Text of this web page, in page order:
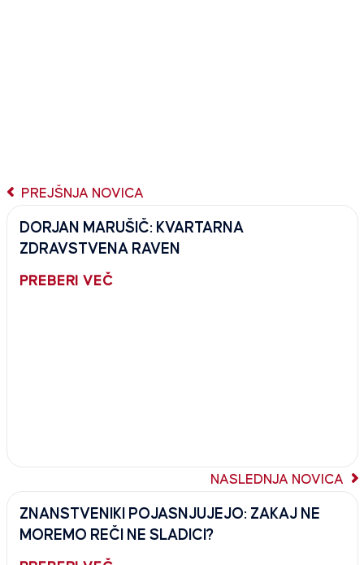
PREJŠNJA NOVICA
DORJAN MARUŠIČ: KVARTARNA
ZDRAVSTVENA RAVEN
PREBERI VEČ
NASLEDNJA NOVICA
ZNANSTVENIKI POJASNJUJEJO: ZAKAJ NE
MOREMO REČI NE SLADICI?